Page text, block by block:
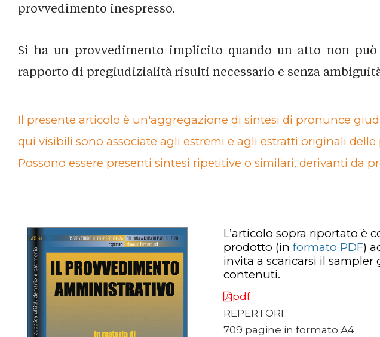
provvedimento inespresso.
Si ha un provvedimento implicito quando un atto non può
rapporto di pregiudizialità risulti necessario e senza
Il presente articolo è un'aggregazione di sintesi di pronunce
qui visibili sono associate agli estremi e agli estratti originali
Possono essere presenti sintesi ripetitive o similari, derivanti da
L’articolo sopra riportato è
prodotto (in formato PDF)
invita a scaricarsi il
contenuti.
pdf
REPERTORI
709 pagine in formato A4